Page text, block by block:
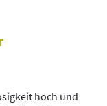
hoch und